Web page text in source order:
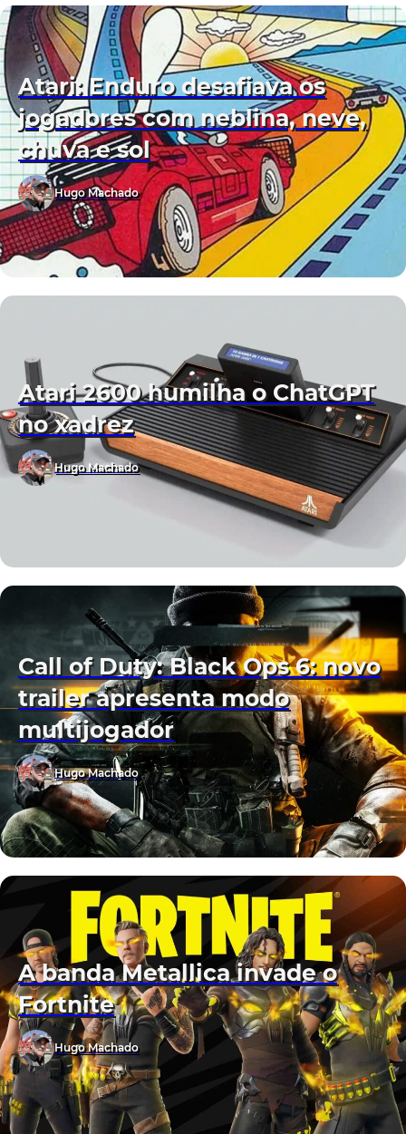
Atari: Enduro desafiava os
jogadores com neblina, neve,
chuva e sol
Hugo Machado
Atari 2600 humilha o ChatGPT
no xadrez
Hugo Machado
Call of Duty: Black Ops 6: novo
trailer apresenta modo
multijogador
Hugo Machado
A banda Metallica invade o
Fortnite
Hugo Machado